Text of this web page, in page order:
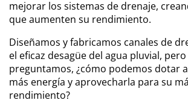
mejorar los sistemas de drenaje,
que aumenten su rendimiento.
Diseñamos y fabricamos canales de
el eficaz desagüe del agua pluvial,
preguntamos, ¿cómo podemos dotar
más energía y aprovecharla para su
rendimiento?